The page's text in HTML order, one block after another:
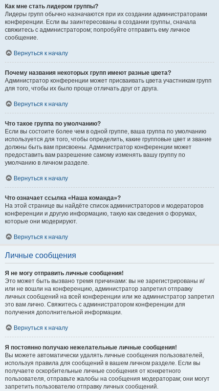
Как мне стать лидером группы?
Лидеры групп обычно назначаются при их создании администраторами
конференции. Если вы заинтересованы в создании группы, сначала
свяжитесь с администратором; попробуйте отправить ему личное
сообщение.
Вернуться к началу
Почему названия некоторых групп имеют разные цвета?
Администратор конференции может присваивать цвета участникам групп
для того, чтобы их было проще отличать друг от друга.
Вернуться к началу
Что такое группа по умолчанию?
Если вы состоите более чем в одной группе, ваша группа по умолчанию
используется для того, чтобы определить, какие групповые цвет и звание
должны быть вам присвоены. Администратор конференции может
предоставить вам разрешение самому изменять вашу группу по
умолчанию в личном разделе.
Вернуться к началу
Что означает ссылка «Наша команда»?
На этой странице вы найдёте список администраторов и модераторов
конференции и другую информацию, такую как сведения о форумах,
которые они модерируют.
Вернуться к началу
Личные сообщения
Я не могу отправить личные сообщения!
Это может быть вызвано тремя причинами: вы не зарегистрированы и/
или не вошли на конференцию, администратор запретил отправку
личных сообщений на всей конференции или же администратор запретил
это вам лично. Свяжитесь с администратором конференции для
получения дополнительной информации.
Вернуться к началу
Я постоянно получаю нежелательные личные сообщения!
Вы можете автоматически удалять личные сообщения пользователей,
используя правила для сообщений в вашем личном разделе. Если вы
получаете оскорбительные личные сообщения от конкретного
пользователя, отправьте жалобы на сообщения модераторам; они могут
запретить пользователю отправку личных сообщений.